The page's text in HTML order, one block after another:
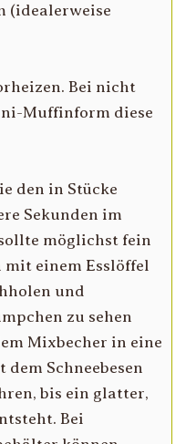
(idealerweise
Bei nicht
Muffinform diese
den in Stücke
Sekunden im
möglichst fein
mit einem Esslöffel
und
zu sehen
Mixbecher in eine
Schneebesen
bis ein glatter,
Bei